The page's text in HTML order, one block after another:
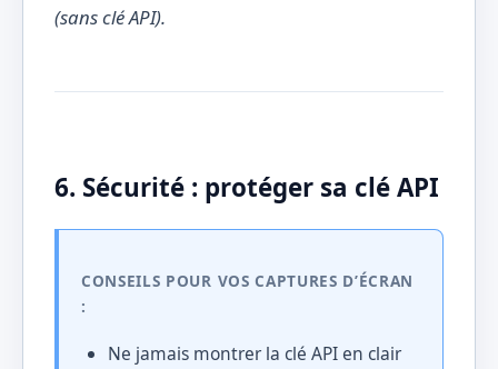
(sans clé API).
6. Sécurité : protéger sa clé API
CONSEILS POUR VOS CAPTURES D’ÉCRAN
:
Ne jamais montrer la clé API en clair